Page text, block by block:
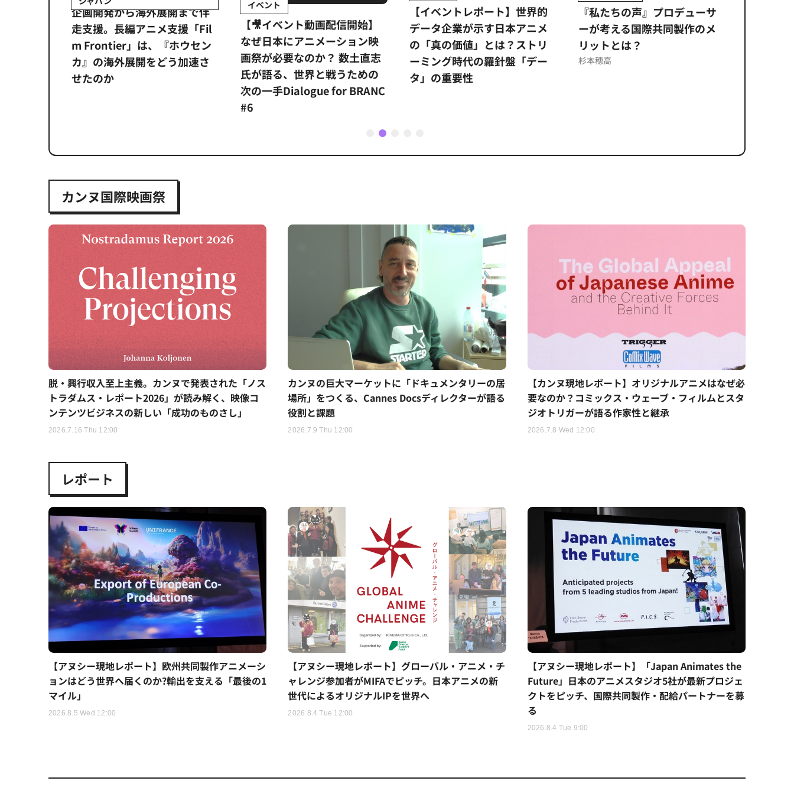
企画開発から海外展開まで伴
走支援。長編アニメ支援「Fil
m Frontier」は、『ホウセン
カ』の海外展開をどう加速さ
せたのか
イベント
【🎥イベント動画配信開始】
なぜ日本にアニメーション映
画祭が必要なのか？ 数土直志
氏が語る、世界と戦うための
次の一手Dialogue for BRANC
#6
【イベントレポート】世界的
データ企業が示す日本アニメ
の「真の価値」とは？ストリ
ーミング時代の羅針盤「デー
タ」の重要性
『私たちの声』プロデューサ
ーが考える国際共同製作のメ
リットとは？
杉本穂高
1 2
カンヌ国際映画祭
脱・興行収入至上主義。カンヌで発表された「ノス
トラダムス・レポート2026」が読み解く、映像コ
ンテンツビジネスの新しい「成功のものさし」
2026.7.16 Thu 12:00
カンヌの巨大マーケットに「ドキュメンタリーの居
場所」をつくる、Cannes Docsディレクターが語る
役割と課題
2026.7.9 Thu 12:00
【カンヌ現地レポート】オリジナルアニメはなぜ必
要なのか？コミックス・ウェーブ・フィルムとスタ
ジオトリガーが語る作家性と継承
2026.7.8 Wed 12:00
レポート
【アヌシー現地レポート】欧州共同製作アニメーシ
ョンはどう世界へ届くのか?輸出を支える「最後の1
マイル」
2026.8.5 Wed 12:00
【アヌシー現地レポート】グローバル・アニメ・チ
ャレンジ参加者がMIFAでピッチ。日本アニメの新
世代によるオリジナルIPを世界へ
2026.8.4 Tue 12:00
【アヌシー現地レポート】「Japan Animates the
Future」日本のアニメスタジオ5社が最新プロジェ
クトをピッチ、国際共同製作・配給パートナーを募
る
2026.8.4 Tue 9:00